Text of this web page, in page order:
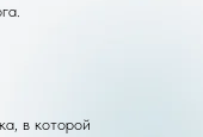
в которой